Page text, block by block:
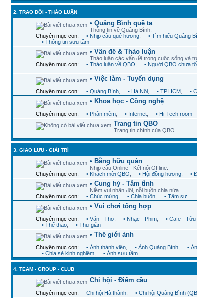
2. TRAO ĐỔI - THẢO LUẬN
• Quảng Bình quê ta
Thông tin về Quảng Bình.
Chuyên mục con:
• Nhịp cầu quê hương • Tìm hiểu Quảng
• Thông tin sưu tầm
• Vấn đề & Thảo luận
Thảo luận các vấn đề trong cuộc sống và
Chuyên mục con:
• Thảo luận về QBO • Người QBO chưa
• Việc làm - Tuyển dụng
Chuyên mục con: • Quảng Bình • Hà Nội • TP.HCM •
• Khoa học - Công nghệ
Chuyên mục con: • Phần mềm • Internet • Hi-Tech room
Trang tin QBO
Trang tin chính của QBO
3. GIAO LƯU - GIẢI TRÍ
• Bằng hữu quán
Nhịp cầu Online - Kết nối Offline.
Chuyên mục con:
• Khách mời QBO • Hội đồng hương •
• Cung hỷ - Tâm tình
Niềm vui nhân đôi, nỗi buồn chia nửa.
Chuyên mục con:
• Chúc mừng • Chia buồn • Tâm sự
• Vui chơi tổng hợp
Chuyên mục con: • Văn - Thơ • Nhạc - Phim • Cafe - Tửu
• Thể thao
• Thư giãn
• Thế giới ảnh
Chuyên mục con: • Ảnh thành viên • Ảnh Quảng Bình •
• Chia sẻ kinh nghiệm
• Ảnh sưu tầm
4. TEAM - GROUP - CLUB
Chi hội - Điểm cầu
Chuyên mục con: Chi hội Hà thành • Chi hội Quảng Bình